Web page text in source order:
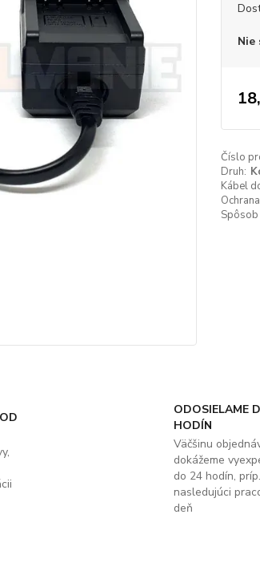
Nie
Číslo
Druh:
Kábel
ODOSIELAME
HODÍN
Väčšinu
dokážeme
do 24 hodín,
nasledujúci
deň